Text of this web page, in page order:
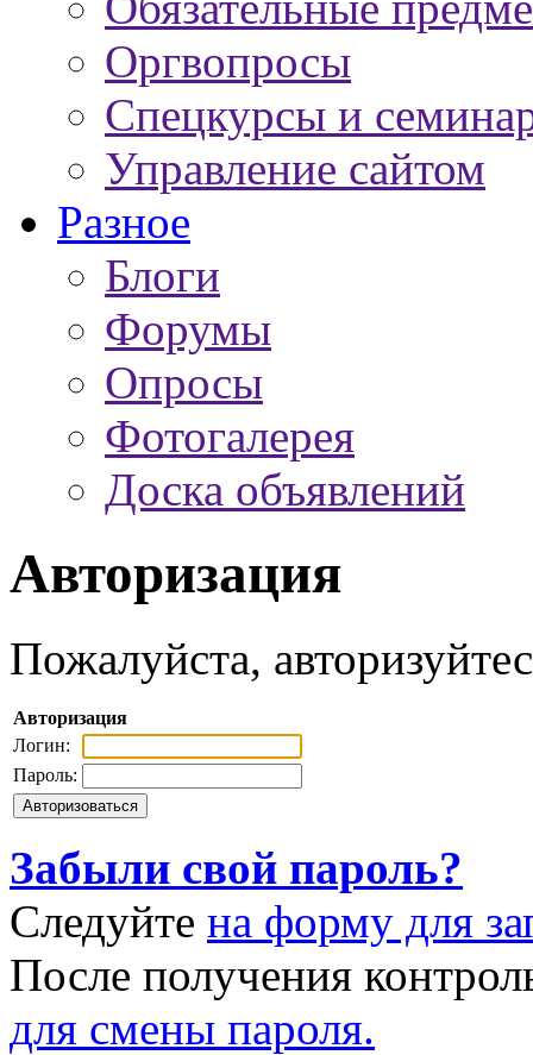
Оргвопросы
Спецкурсы и
Управление сайтом
Разное
Блоги
Форумы
Опросы
Фотогалерея
Доска объявлений
Авторизация
Пожалуйста,
Авторизация
Логин:
Пароль:
Забыли свой пароль?
Следуйте на форму для
После получения
для смены пароля.